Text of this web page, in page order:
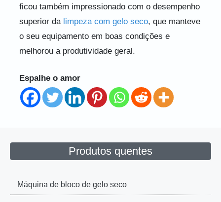
ficou também impressionado com o desempenho
superior da limpeza com gelo seco, que manteve
o seu equipamento em boas condições e
melhorou a produtividade geral.
Espalhe o amor
Produtos quentes
Máquina de bloco de gelo seco